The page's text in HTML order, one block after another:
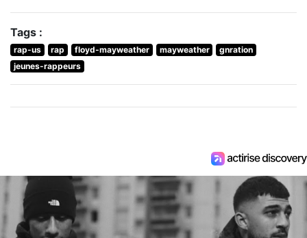
Tags :
rap-us rap floyd-mayweather mayweather
gnration
jeunes-rappeurs